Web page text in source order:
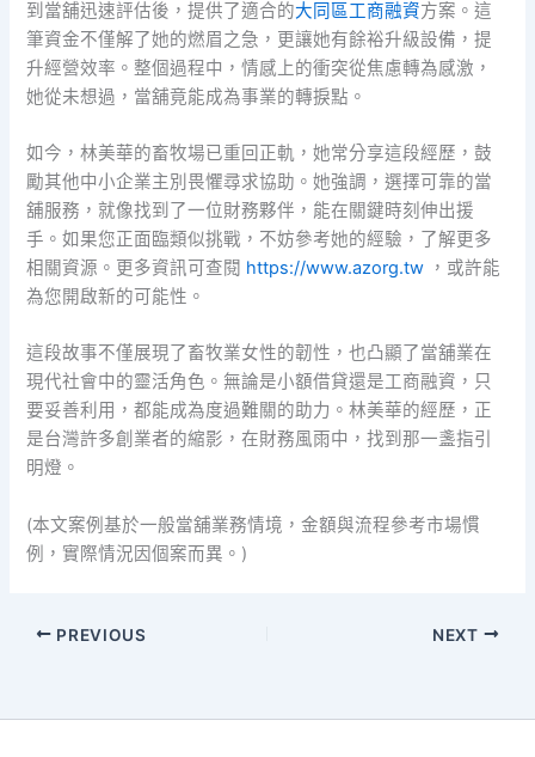
到當舖迅速評估後，提供了適合的大同區工商融資方案。這
筆資金不僅解了她的燃眉之急，更讓她有餘裕升級設備，提
升經營效率。整個過程中，情感上的衝突從焦慮轉為感激，
她從未想過，當舖竟能成為事業的轉捩點。
如今，林美華的畜牧場已重回正軌，她常分享這段經歷，鼓
勵其他中小企業主別畏懼尋求協助。她強調，選擇可靠的當
舖服務，就像找到了一位財務夥伴，能在關鍵時刻伸出援
手。如果您正面臨類似挑戰，不妨參考她的經驗，了解更多
相關資源。更多資訊可查閱 https://www.azorg.tw ，或許能
為您開啟新的可能性。
這段故事不僅展現了畜牧業女性的韌性，也凸顯了當舖業在
現代社會中的靈活角色。無論是小額借貸還是工商融資，只
要妥善利用，都能成為度過難關的助力。林美華的經歷，正
是台灣許多創業者的縮影，在財務風雨中，找到那一盞指引
明燈。
(本文案例基於一般當舖業務情境，金額與流程參考市場慣
例，實際情況因個案而異。)
PREVIOUS NEXT